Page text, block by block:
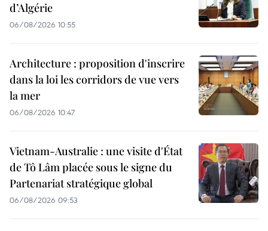
d’Algérie
06/08/2026 10:55
Architecture : proposition d'inscrire
dans la loi les corridors de vue vers
la mer
06/08/2026 10:47
Vietnam-Australie : une visite d'État
de Tô Lâm placée sous le signe du
Partenariat stratégique global
06/08/2026 09:53